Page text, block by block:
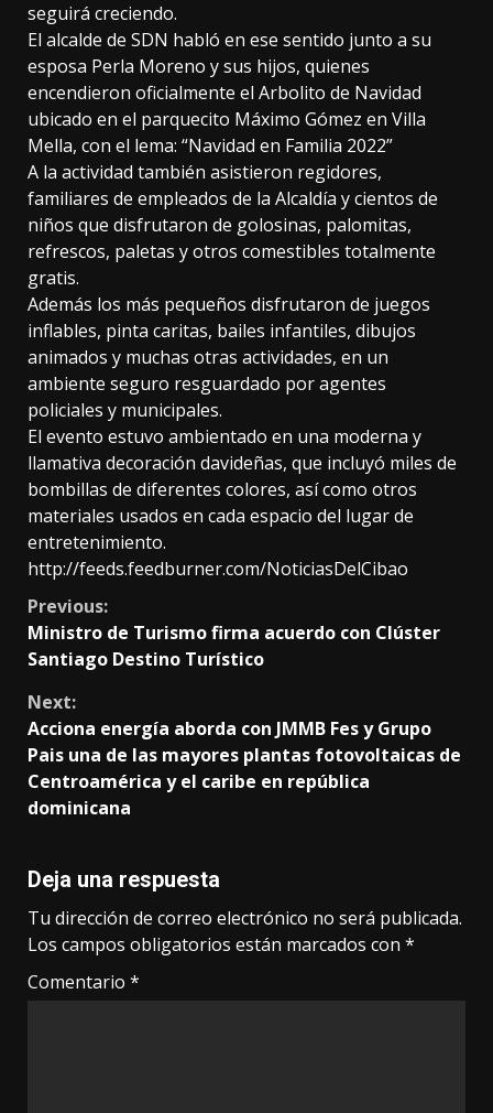
seguirá creciendo.
El alcalde de SDN habló en ese sentido junto a su
esposa Perla Moreno y sus hijos, quienes
encendieron oficialmente el Arbolito de Navidad
ubicado en el parquecito Máximo Gómez en Villa
Mella, con el lema: “Navidad en Familia 2022”
A la actividad también asistieron regidores,
familiares de empleados de la Alcaldía y cientos de
niños que disfrutaron de golosinas, palomitas,
refrescos, paletas y otros comestibles totalmente
gratis.
Además los más pequeños disfrutaron de juegos
inflables, pinta caritas, bailes infantiles, dibujos
animados y muchas otras actividades, en un
ambiente seguro resguardado por agentes
policiales y municipales.
El evento estuvo ambientado en una moderna y
llamativa decoración davideñas, que incluyó miles de
bombillas de diferentes colores, así como otros
materiales usados en cada espacio del lugar de
entretenimiento.
http://feeds.feedburner.com/NoticiasDelCibao
Continue
Reading
Previous:
Ministro de Turismo firma acuerdo con Clúster
Santiago Destino Turístico
Next:
Acciona energía aborda con JMMB Fes y Grupo
Pais una de las mayores plantas fotovoltaicas de
Centroamérica y el caribe en república
dominicana
Deja una respuesta
Tu dirección de correo electrónico no será publicada.
Los campos obligatorios están marcados con *
Comentario *